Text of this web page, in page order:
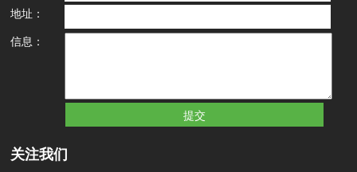
地址：
信息：
关注我们